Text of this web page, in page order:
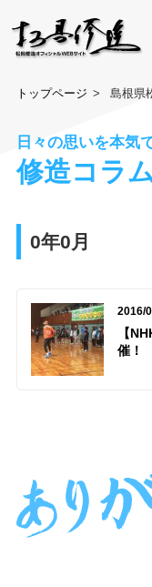
トップページ 島根県
日々の思いを本気
修造コラ
0年0月
2016/
【
催！